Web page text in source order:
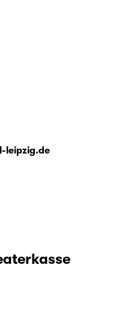
leipzig.de